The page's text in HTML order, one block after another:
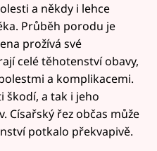
a někdy i lehce
Průběh porodu je
prožívá své
celé těhotenství obavy,
a komplikacemi.
škodí, a tak i jeho
Císařský řez občas může
potkalo překvapivě.